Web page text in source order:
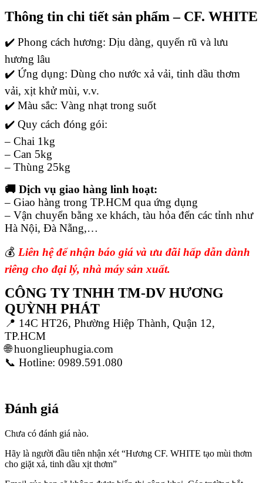
Thông tin chi tiết sản phẩm – CF. WHITE
✔️ Phong cách hương: Dịu dàng, quyến rũ và lưu
hương lâu
✔️ Ứng dụng: Dùng cho nước xả vải, tinh dầu thơm
vải, xịt khử mùi, v.v.
✔️ Màu sắc: Vàng nhạt trong suốt
✔️ Quy cách đóng gói:
– Chai 1kg
– Can 5kg
– Thùng 25kg
🚚 Dịch vụ giao hàng linh hoạt:
– Giao hàng trong TP.HCM qua ứng dụng
– Vận chuyển bằng xe khách, tàu hỏa đến các tỉnh như
Hà Nội, Đà Nẵng,…
💰 Liên hệ để nhận báo giá và ưu đãi hấp dẫn dành
riêng cho đại lý, nhà máy sản xuất.
CÔNG TY TNHH TM-DV HƯƠNG
QUỲNH PHÁT
📍 14C HT26, Phường Hiệp Thành, Quận 12,
TP.HCM
🌐 huonglieuphugia.com
📞 Hotline: 0989.591.080
Đánh giá
Chưa có đánh giá nào.
Hãy là người đầu tiên nhận xét “Hương CF. WHITE tạo mùi thơm
cho giặt xả, tinh dầu xịt thơm”